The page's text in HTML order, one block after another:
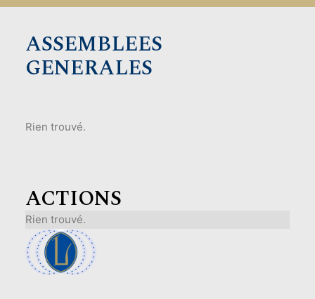
ASSEMBLEES
GENERALES
Rien trouvé.
ACTIONS
Rien trouvé.